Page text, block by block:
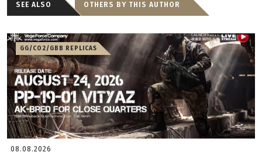
SEE ALSO OTHERS BY THIS AUTHOR
GG/CO2/GBB REPLICAS
08.08.2026